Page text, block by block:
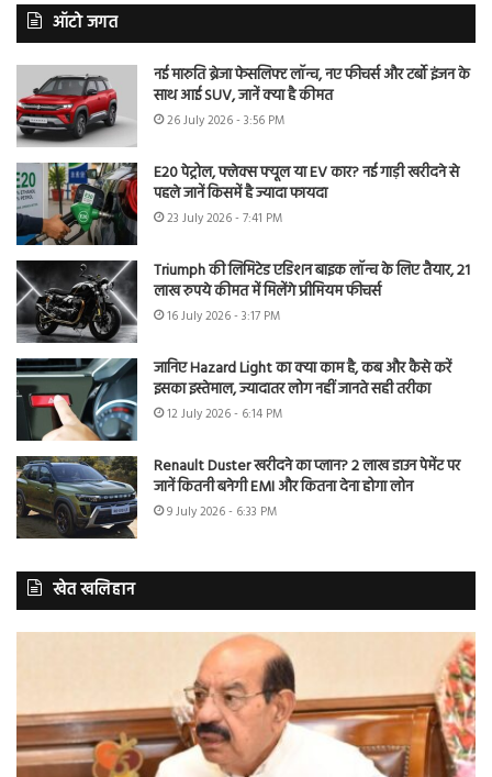
ऑटो जगत
नई मारुति ब्रेजा फेसलिफ्ट लॉन्च, नए फीचर्स और टर्बो इंजन के
साथ आई SUV, जानें क्या है कीमत
26 July 2026 - 3:56 PM
E20 पेट्रोल, फ्लेक्स फ्यूल या EV कार? नई गाड़ी खरीदने से
पहले जानें किसमें है ज्यादा फायदा
23 July 2026 - 7:41 PM
Triumph की लिमिटेड एडिशन बाइक लॉन्च के लिए तैयार, 21
लाख रुपये कीमत में मिलेंगे प्रीमियम फीचर्स
16 July 2026 - 3:17 PM
जानिए Hazard Light का क्या काम है, कब और कैसे करें
इसका इस्तेमाल, ज्यादातर लोग नहीं जानते सही तरीका
12 July 2026 - 6:14 PM
Renault Duster खरीदने का प्लान? 2 लाख डाउन पेमेंट पर
जानें कितनी बनेगी EMI और कितना देना होगा लोन
9 July 2026 - 6:33 PM
खेत खलिहान